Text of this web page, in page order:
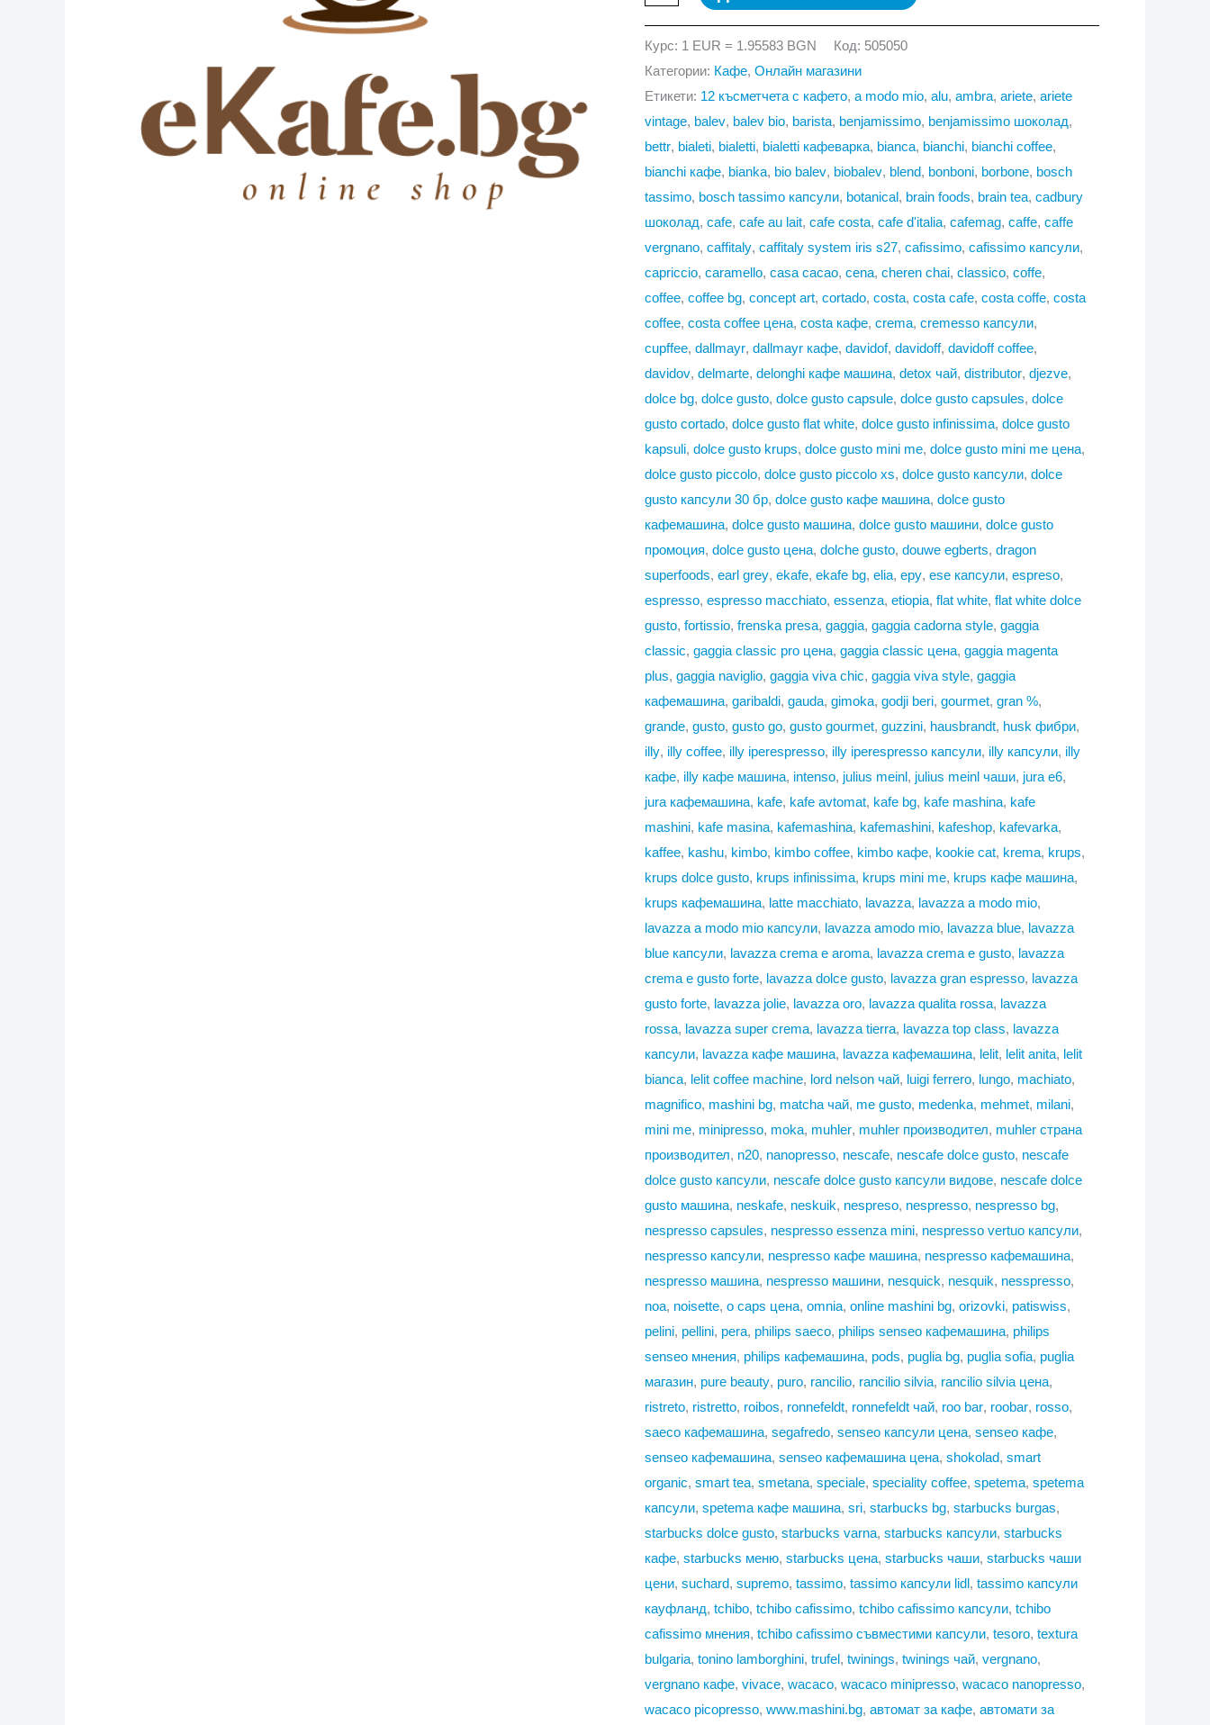
eKafe.bg
Курс: 1 EUR = 1.95583 BGN Код: 505050
Категории: Кафе, Онлайн магазини
Етикети: 12 късметчета с кафето, a modo mio, alu, ambra, ariete, ariete
vintage, balev, balev bio, barista, benjamissimo, benjamissimo шоколад,
bettr, bialeti, bialetti, bialetti кафеварка, bianca, bianchi, bianchi coffee,
bianchi кафе, bianka, bio balev, biobalev, blend, bonboni, borbone, bosch
tassimo, bosch tassimo капсули, botanical, brain foods, brain tea, cadbury
шоколад, cafe, cafe au lait, cafe costa, cafe d'italia, cafemag, caffe, caffe
vergnano, caffitaly, caffitaly system iris s27, cafissimo, cafissimo капсули,
capriccio, caramello, casa cacao, cena, cheren chai, classico, coffe,
coffee, coffee bg, concept art, cortado, costa, costa cafe, costa coffe, costa
coffee, costa coffee цена, costa кафе, crema, cremesso капсули,
cupffee, dallmayr, dallmayr кафе, davidof, davidoff, davidoff coffee,
davidov, delmarte, delonghi кафе машина, detox чай, distributor, djezve,
dolce bg, dolce gusto, dolce gusto capsule, dolce gusto capsules, dolce
gusto cortado, dolce gusto flat white, dolce gusto infinissima, dolce gusto
kapsuli, dolce gusto krups, dolce gusto mini me, dolce gusto mini me цена,
dolce gusto piccolo, dolce gusto piccolo xs, dolce gusto капсули, dolce
gusto капсули 30 бр, dolce gusto кафе машина, dolce gusto
кафемашина, dolce gusto машина, dolce gusto машини, dolce gusto
промоция, dolce gusto цена, dolche gusto, douwe egberts, dragon
superfoods, earl grey, ekafe, ekafe bg, elia, epy, ese капсули, espreso,
espresso, espresso macchiato, essenza, etiopia, flat white, flat white dolce
gusto, fortissio, frenska presa, gaggia, gaggia cadorna style, gaggia
classic, gaggia classic pro цена, gaggia classic цена, gaggia magenta
plus, gaggia naviglio, gaggia viva chic, gaggia viva style, gaggia
кафемашина, garibaldi, gauda, gimoka, godji beri, gourmet, gran %,
grande, gusto, gusto go, gusto gourmet, guzzini, hausbrandt, husk фибри,
illy, illy coffee, illy iperespresso, illy iperespresso капсули, illy капсули, illy
кафе, illy кафе машина, intenso, julius meinl, julius meinl чаши, jura e6,
jura кафемашина, kafe, kafe avtomat, kafe bg, kafe mashina, kafe
mashini, kafe masina, kafemashina, kafemashini, kafeshop, kafevarka,
kaffee, kashu, kimbo, kimbo coffee, kimbo кафе, kookie cat, krema, krups,
krups dolce gusto, krups infinissima, krups mini me, krups кафе машина,
krups кафемашина, latte macchiato, lavazza, lavazza a modo mio,
lavazza a modo mio капсули, lavazza amodo mio, lavazza blue, lavazza
blue капсули, lavazza crema e aroma, lavazza crema e gusto, lavazza
crema e gusto forte, lavazza dolce gusto, lavazza gran espresso, lavazza
gusto forte, lavazza jolie, lavazza oro, lavazza qualita rossa, lavazza
rossa, lavazza super crema, lavazza tierra, lavazza top class, lavazza
капсули, lavazza кафе машина, lavazza кафемашина, lelit, lelit anita, lelit
bianca, lelit coffee machine, lord nelson чай, luigi ferrero, lungo, machiato,
magnifico, mashini bg, matcha чай, me gusto, medenka, mehmet, milani,
mini me, minipresso, moka, muhler, muhler производител, muhler страна
производител, n20, nanopresso, nescafe, nescafe dolce gusto, nescafe
dolce gusto капсули, nescafe dolce gusto капсули видове, nescafe dolce
gusto машина, neskafe, neskuik, nespreso, nespresso, nespresso bg,
nespresso capsules, nespresso essenza mini, nespresso vertuo капсули,
nespresso капсули, nespresso кафе машина, nespresso кафемашина,
nespresso машина, nespresso машини, nesquick, nesquik, nesspresso,
noa, noisette, o caps цена, omnia, online mashini bg, orizovki, patiswiss,
pelini, pellini, pera, philips saeco, philips senseo кафемашина, philips
senseo мнения, philips кафемашина, pods, puglia bg, puglia sofia, puglia
магазин, pure beauty, puro, rancilio, rancilio silvia, rancilio silvia цена,
ristreto, ristretto, roibos, ronnefeldt, ronnefeldt чай, roo bar, roobar, rosso,
saeco кафемашина, segafredo, senseo капсули цена, senseo кафе,
senseo кафемашина, senseo кафемашина цена, shokolad, smart
organic, smart tea, smetana, speciale, speciality coffee, spetema, spetema
капсули, spetema кафе машина, sri, starbucks bg, starbucks burgas,
starbucks dolce gusto, starbucks varna, starbucks капсули, starbucks
кафе, starbucks меню, starbucks цена, starbucks чаши, starbucks чаши
цени, suchard, supremo, tassimo, tassimo капсули lidl, tassimo капсули
кауфланд, tchibo, tchibo cafissimo, tchibo cafissimo капсули, tchibo
cafissimo мнения, tchibo cafissimo съвместими капсули, tesoro, textura
bulgaria, tonino lamborghini, trufel, twinings, twinings чай, vergnano,
vergnano кафе, vivace, wacaco, wacaco minipresso, wacaco nanopresso,
wacaco picopresso, www.mashini.bg, автомат за кафе, автомати за